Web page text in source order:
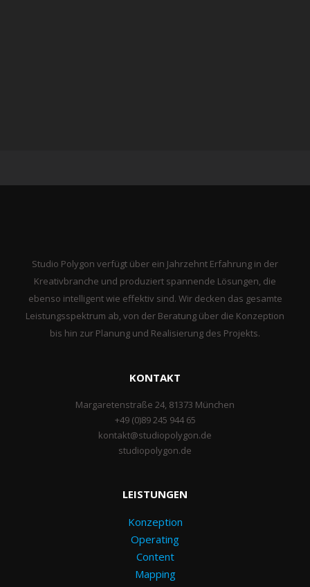
Studio Polygon verfügt über ein Jahrzehnt Erfahrung in der
Kreativbranche und produziert spannende Lösungen, die
ebenso intelligent wie effektiv sind. Wir decken das gesamte
Leistungsspektrum ab, von der Beratung über die Konzeption
bis hin zur Planung und Realisierung des Projekts.
KONTAKT
Margaretenstraße 24, 81373 München
+49 (0)89 245 944 65
kontakt@studiopolygon.de
studiopolygon.de
LEISTUNGEN
Konzeption
Operating
Content
Mapping